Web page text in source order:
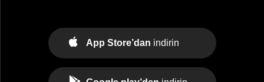
App Store’dan indirin